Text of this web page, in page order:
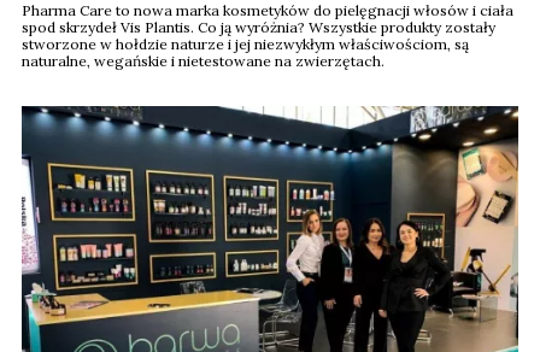
Pharma Care to nowa marka kosmetyków do pielęgnacji włosów i ciała
spod skrzydeł Vis Plantis. Co ją wyróżnia? Wszystkie produkty zostały
stworzone w hołdzie naturze i jej niezwykłym właściwościom, są
naturalne, wegańskie i nietestowane na zwierzętach.